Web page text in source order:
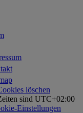
löschen
sind UTC+02:00
Einstellungen